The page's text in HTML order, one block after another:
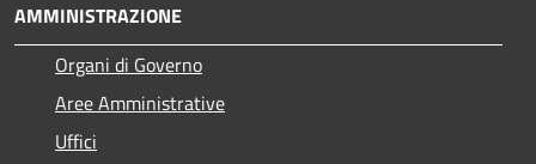
AMMINISTRAZIONE
Organi di Governo
Aree Amministrative
Uffici